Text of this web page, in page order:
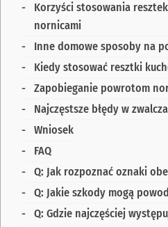
Korzyści stosowania
nornicami
Inne domowe sposoby na
Kiedy stosować resztki
Zapobieganie powrotom
Najczęstsze błędy w
Wniosek
FAQ
Q: Jak rozpoznać oznaki
Q: Jakie szkody mogą
Q: Gdzie najczęściej